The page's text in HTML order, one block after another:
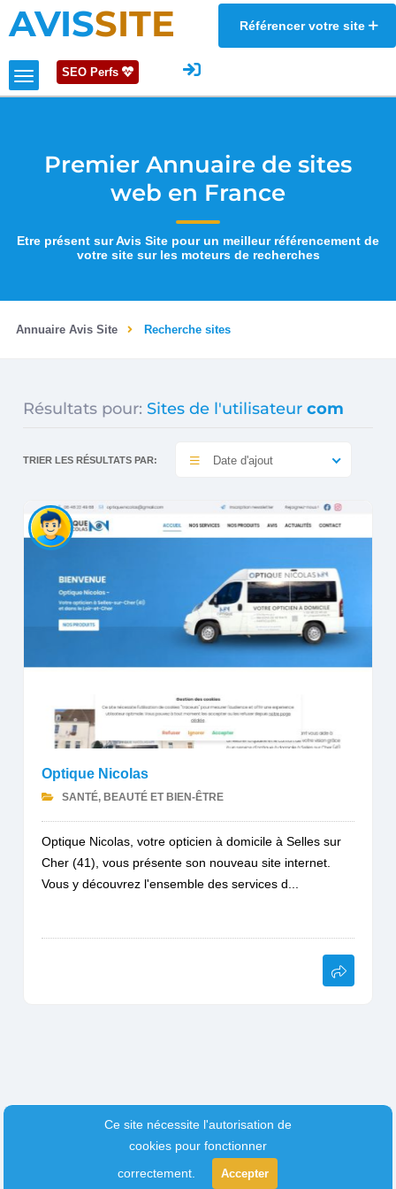
AVISSITE Référencer votre site
SEO Perfs
Premier Annuaire de sites
web en France
Etre présent sur Avis Site pour un meilleur référencement de
votre site sur les moteurs de recherches
Annuaire Avis Site Recherche sites
Résultats pour: Sites de l'utilisateur com
TRIER LES RÉSULTATS PAR: Date d'ajout
Optique Nicolas
SANTÉ, BEAUTÉ ET BIEN-ÊTRE
Optique Nicolas, votre opticien à domicile à Selles sur
Cher (41), vous présente son nouveau site internet.
Vous y découvrez l'ensemble des services d...
Ce site nécessite l'autorisation de
cookies pour fonctionner
correctement.
Accepter